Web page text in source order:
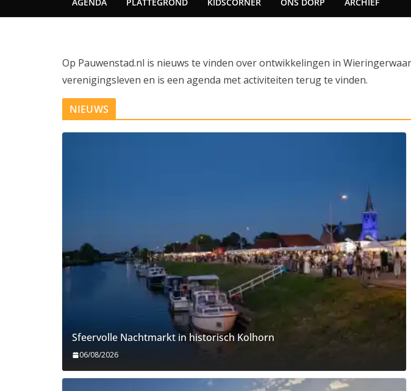
Op Pauwenstad.nl is nieuws te vinden over ontwikkelingen in
verenigingsleven en is een agenda met activiteiten terug te vinden.
NIEUWS
Sfeervolle Nachtmarkt in historisch Kolhorn
06/08/2026